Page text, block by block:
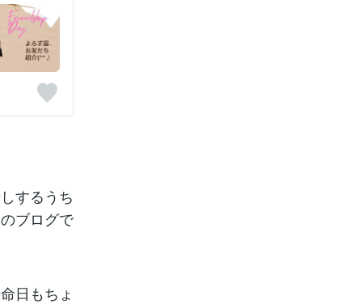
するうち
ブログで
日もちょ